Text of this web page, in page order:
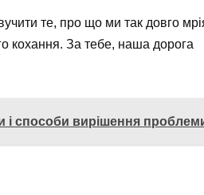
те, про що ми так довго
кохання. За тебе, наша дорога
і способи вирішення